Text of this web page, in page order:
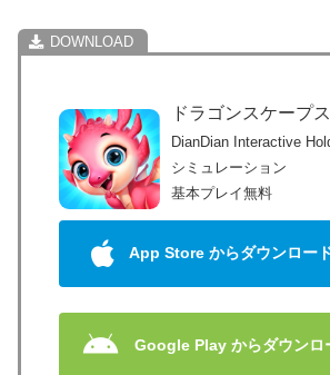
ドラゴンスケープス
DianDian Interactive
シミュレーション
基本プレイ無料
App Store からダウンロー
Google Play からダウンロ